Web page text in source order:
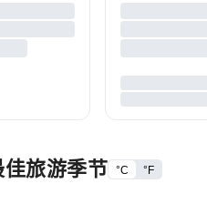
旅游季节 °C °F